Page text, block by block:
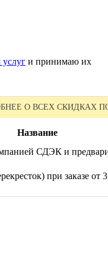
и принимаю их
О ВСЕХ СКИДКАХ
Название
СДЭК и
при заказе от